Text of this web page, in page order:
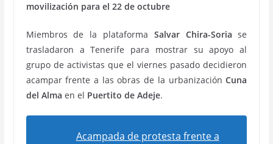
movilización para el 22 de octubre
Miembros de la plataforma Salvar Chira-Soria se
trasladaron a Tenerife para mostrar su apoyo al
grupo de activistas que el viernes pasado decidieron
acampar frente a las obras de la urbanizaciónCuna
del Alma en el Puertito de Adeje.
Acampada de protesta frente a